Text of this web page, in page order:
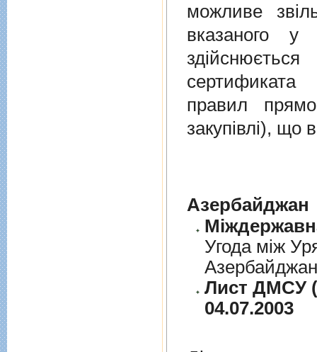
можливе
вказаного у
правил
закупівлі), що
Азербайджан
Угода між
Лист ДМСУ
04.07.2003